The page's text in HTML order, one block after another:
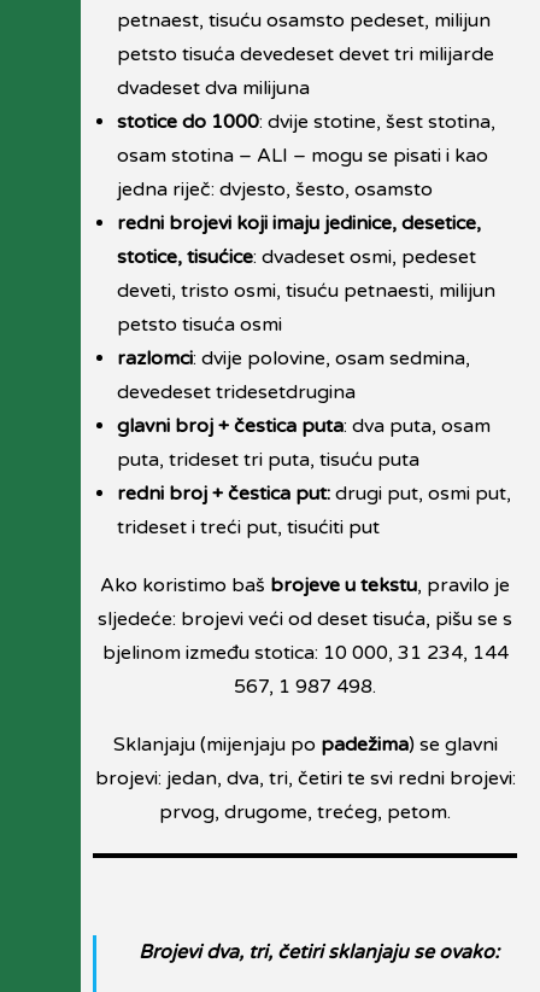
petnaest, tisuću osamsto pedeset, milijun
petsto tisuća devedeset devet tri milijarde
dvadeset dva milijuna
stotice do 1000: dvije stotine, šest stotina,
osam stotina – ALI – mogu se pisati i kao
jedna riječ: dvjesto, šesto, osamsto
redni brojevi koji imaju jedinice, desetice,
stotice, tisućice: dvadeset osmi, pedeset
deveti, tristo osmi, tisuću petnaesti, milijun
petsto tisuća osmi
razlomci: dvije polovine, osam sedmina,
devedeset tridesetdrugina
glavni broj + čestica puta: dva puta, osam
puta, trideset tri puta, tisuću puta
redni broj + čestica put: drugi put, osmi put,
trideset i treći put, tisućiti put
Ako koristimo baš brojeve u tekstu, pravilo je
sljedeće: brojevi veći od deset tisuća, pišu se s
bjelinom između stotica: 10 000, 31 234, 144
567, 1 987 498.
Sklanjaju (mijenjaju po padežima) se glavni
brojevi: jedan, dva, tri, četiri te svi redni brojevi:
prvog, drugome, trećeg, petom.
Brojevi dva, tri, četiri sklanjaju se ovako: